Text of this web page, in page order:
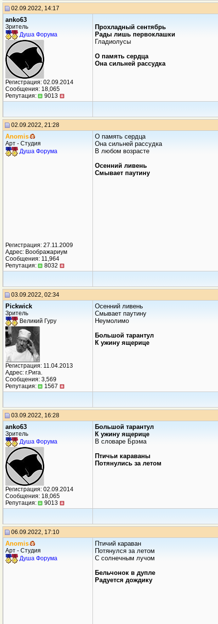
02.09.2022, 14:17
anko63
Зритель
Душа Форума
Регистрация: 02.09.2014
Сообщения: 18,065
Репутация:
9013
Прохладный сентябрь
Рады лишь первоклашки
Гладиолусы
О память сердца
Она сильней рассудка
02.09.2022, 21:28
Anomis
Арт - Студия
Душа Форума
Регистрация: 27.11.2009
Адрес: Воображариум
Сообщения: 11,964
Репутация:
8032
О память сердца
Она сильней рассудка
В любом возрасте
Осенний ливень
Смывает паутину
03.09.2022, 02:34
Рickwick
Зритель
Великий Гуру
Регистрация: 11.04.2013
Адрес: г.Рига.
Сообщения: 3,569
Репутация:
1567
Осенний ливень
Смывает паутину
Неумолимо
Большой тарантул
К ужину ящерице
03.09.2022, 16:28
anko63
Зритель
Душа Форума
Регистрация: 02.09.2014
Сообщения: 18,065
Репутация:
9013
Большой тарантул
К ужину ящерице
В словаре Брэма
Птичьи караваны
Потянулись за летом
06.09.2022, 17:10
Anomis
Арт - Студия
Душа Форума
Птичий караван
Потянулся за летом
С солнечным лучом
Бельчонок в дупле
Радуется дождику